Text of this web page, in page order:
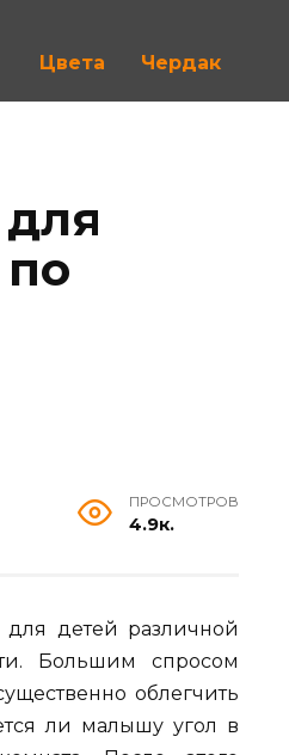
Цвета Чердак
ПРОСМОТРОВ
4.9к.
детей различной
Большим спросом
облегчить
ли малышу угол в